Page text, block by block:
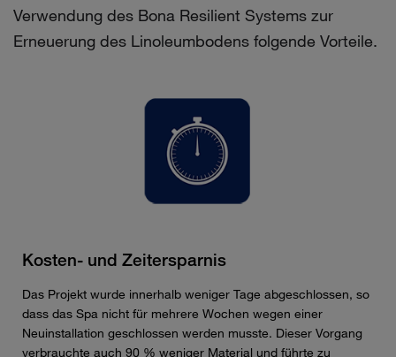
Verwendung des Bona Resilient Systems zur
Erneuerung des Linoleumbodens folgende Vorteile.
Kosten- und Zeitersparnis
Das Projekt wurde innerhalb weniger Tage abgeschlossen, so
dass das Spa nicht für mehrere Wochen wegen einer
Neuinstallation geschlossen werden musste. Dieser Vorgang
verbrauchte auch 90 % weniger Material und führte zu